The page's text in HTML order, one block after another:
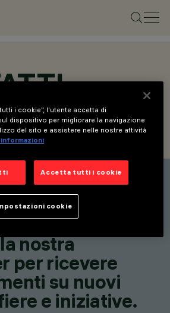
INFORMAZIONI
sulle
innovazioni.
nostra
per ricevere
su nuovi
e iniziative.
i cookie”, l'utente accetta di
dispositivo per migliorare la navigazione
del sito e assistere nelle nostre attività
Accetta tutti i cookie
cookie